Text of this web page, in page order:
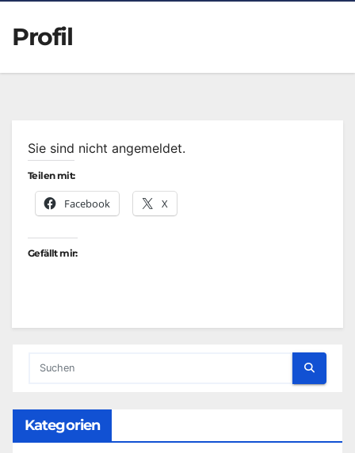
Profil
Sie sind nicht angemeldet.
Teilen mit:
Facebook X
Gefällt mir:
Kategorien